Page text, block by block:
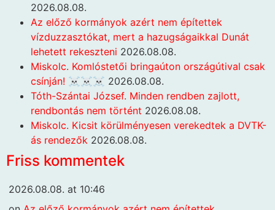
2026.08.08.
Az előző kormányok azért nem építettek
vízduzzasztókat, mert a hazugságaikkal Dunát
lehetett rekeszteni 2026.08.08.
Miskolc. Komlóstetői bringaúton országútival csak
csínján! ☠️☠️☠️ 2026.08.08.
Tóth-Szántai József. Minden rendben zajlott,
rendbontás nem történt 2026.08.08.
Miskolc. Kicsit körülményesen verekedtek a DVTK-
ás rendezők 2026.08.08.
Friss kommentek
2026.08.08. at 10:46